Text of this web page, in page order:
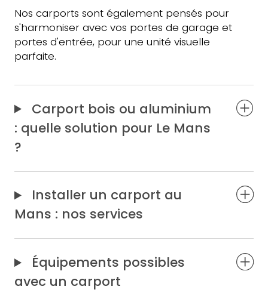
Nos carports sont également pensés pour
s'harmoniser avec vos portes de garage et
portes d'entrée, pour une unité visuelle
parfaite.
Carport bois ou aluminium
: quelle solution pour Le Mans
?
Installer un carport au
Mans : nos services
Équipements possibles
avec un carport